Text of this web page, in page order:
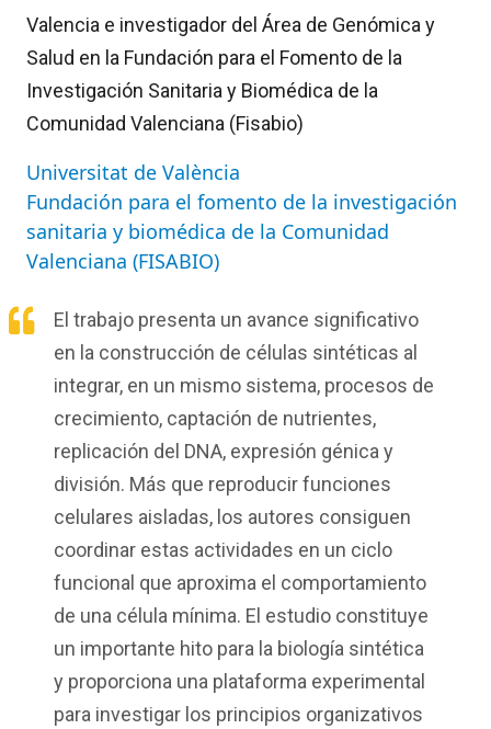
Valencia e investigador del Área de Genómica y
Salud en la Fundación para el Fomento de la
Investigación Sanitaria y Biomédica de la
Comunidad Valenciana (Fisabio)
Universitat de València
Fundación para el fomento de la investigación
sanitaria y biomédica de la Comunidad
Valenciana (FISABIO)
El trabajo presenta un avance significativo
en la construcción de células sintéticas al
integrar, en un mismo sistema, procesos de
crecimiento, captación de nutrientes,
replicación del DNA, expresión génica y
división. Más que reproducir funciones
celulares aisladas, los autores consiguen
coordinar estas actividades en un ciclo
funcional que aproxima el comportamiento
de una célula mínima. El estudio constituye
un importante hito para la biología sintética
y proporciona una plataforma experimental
para investigar los principios organizativos